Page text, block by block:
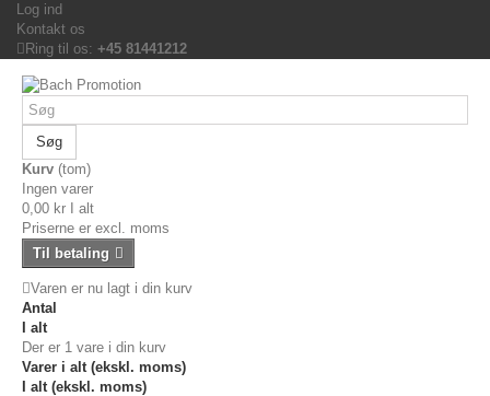
Log ind
Kontakt os
Ring til os: +45 81441212
Søg
Kurv (tom)
Ingen varer
0,00 kr
I alt
Priserne er excl. moms
Til betaling
Varen er nu lagt i din kurv
Antal
I alt
Der er 1 vare i din kurv
Varer i alt (ekskl. moms)
I alt (ekskl. moms)